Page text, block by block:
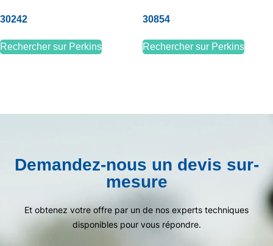
30242
Rechercher sur Perkins
30854
Rechercher sur Perkins
Demandez-nous un devis sur-
mesure
Et obtenez votre offre par un de nos experts techniques
disponibles pour vous répondre.